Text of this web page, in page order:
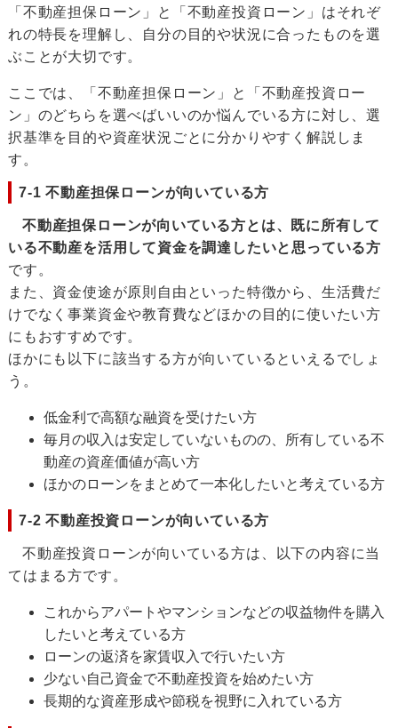
「不動産担保ローン」と「不動産投資ローン」はそれぞ
れの特長を理解し、自分の目的や状況に合ったものを選
ぶことが大切です。
ここでは、「不動産担保ローン」と「不動産投資ロー
ン」のどちらを選べばいいのか悩んでいる方に対し、選
択基準を目的や資産状況ごとに分かりやすく解説しま
す。
7-1 不動産担保ローンが向いている方
不動産担保ローンが向いている方とは、既に所有して
いる不動産を活用して資金を調達したいと思っている方
です。
また、資金使途が原則自由といった特徴から、生活費だ
けでなく事業資金や教育費などほかの目的に使いたい方
にもおすすめです。
ほかにも以下に該当する方が向いているといえるでしょ
う。
低金利で高額な融資を受けたい方
毎月の収入は安定していないものの、所有している不
動産の資産価値が高い方
ほかのローンをまとめて一本化したいと考えている方
7-2 不動産投資ローンが向いている方
不動産投資ローンが向いている方は、以下の内容に当
てはまる方です。
これからアパートやマンションなどの収益物件を購入
したいと考えている方
ローンの返済を家賃収入で行いたい方
少ない自己資金で不動産投資を始めたい方
長期的な資産形成や節税を視野に入れている方